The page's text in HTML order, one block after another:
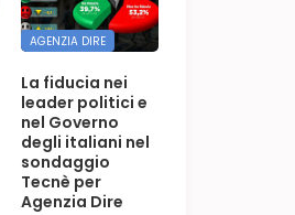
AGENZIA DIRE
La fiducia nei
leader politici e
nel Governo
degli italiani nel
sondaggio
Tecnè per
Agenzia Dire